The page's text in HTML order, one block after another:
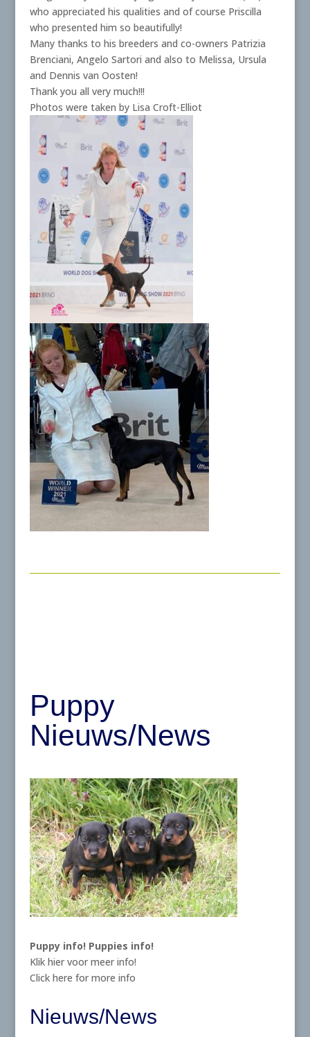
who appreciated his qualities and of course Priscilla
who presented him so beautifully!
Many thanks to his breeders and co-owners Patrizia
Brenciani, Angelo Sartori and also to Melissa, Ursula
and Dennis van Oosten!
Thank you all very much!!!
Photos were taken by Lisa Croft-Elliot
Puppy
Nieuws/News
Puppy info! Puppies info!
Klik hier voor meer info!
Click here for more info
Nieuws/News